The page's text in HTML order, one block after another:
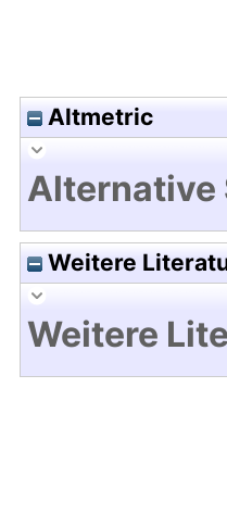
Altmetric
Weitere
Weitere